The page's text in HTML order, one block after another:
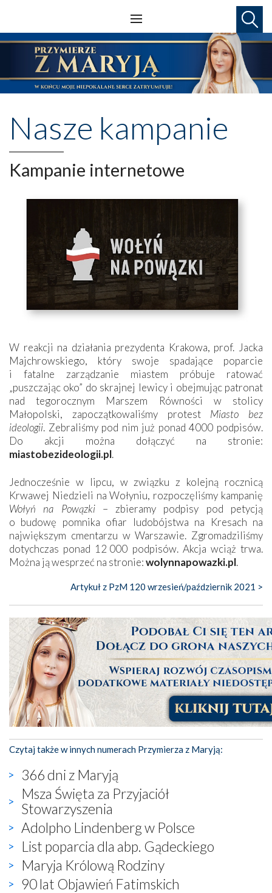
Nasze kampanie
Kampanie internetowe
W reakcji na działania prezydenta Krakowa, prof. Jacka
Majchrowskiego, który swoje spadające poparcie
i fatalne zarządzanie miastem próbuje ratować
„puszczając oko” do skrajnej lewicy i obejmując patronat
nad tegorocznym Marszem Równości w stolicy
Małopolski, zapoczątkowaliśmy protest Miasto bez
ideologii. Zebraliśmy pod nim już ponad 4000 podpisów.
Do akcji można dołączyć na stronie:
miastobezideologii.pl.
Jednocześnie w lipcu, w związku z kolejną rocznicą
Krwawej Niedzieli na Wołyniu, rozpoczęliśmy kampanię
Wołyń na Powązki– zbieramy podpisy pod petycją
o budowę pomnika ofiar ludobójstwa na Kresach na
największym cmentarzu w Warszawie. Zgromadziliśmy
dotychczas ponad 12 000 podpisów. Akcja wciąż trwa.
Można ją wesprzeć na stronie:wolynnapowazki.pl.
Artykuł z PzM 120 wrzesień/październik 2021 >
Czytaj także w innych numerach Przymierza z Maryją:
366 dni z Maryją
Msza Święta za Przyjaciół
Stowarzyszenia
Adolpho Lindenberg w Polsce
List poparcia dla abp. Gądeckiego
Maryja Królową Rodziny
90 lat Objawień Fatimskich